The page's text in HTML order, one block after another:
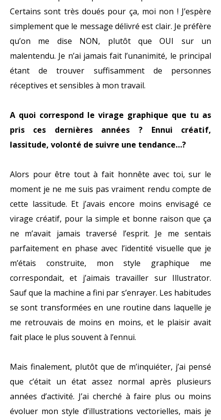
Certains sont très doués pour ça, moi non ! J’espère
simplement que le message délivré est clair. Je préfère
qu’on me dise NON, plutôt que OUI sur un
malentendu. Je n’ai jamais fait l’unanimité, le principal
étant de trouver suffisamment de personnes
réceptives et sensibles à mon travail.
A quoi correspond le virage graphique que tu as
pris ces dernières années ? Ennui créatif,
lassitude, volonté de suivre une tendance…?
Alors pour être tout à fait honnête avec toi, sur le
moment je ne me suis pas vraiment rendu compte de
cette lassitude. Et j’avais encore moins envisagé ce
virage créatif, pour la simple et bonne raison que ça
ne m’avait jamais traversé l’esprit. Je me sentais
parfaitement en phase avec l’identité visuelle que je
m’étais construite, mon style graphique me
correspondait, et j’aimais travailler sur Illustrator.
Sauf que la machine a fini par s’enrayer. Les habitudes
se sont transformées en une routine dans laquelle je
me retrouvais de moins en moins, et le plaisir avait
fait place le plus souvent à l’ennui.
Mais finalement, plutôt que de m’inquiéter, j’ai pensé
que c’était un état assez normal après plusieurs
années d’activité. J’ai cherché à faire plus ou moins
évoluer mon style d’illustrations vectorielles, mais je